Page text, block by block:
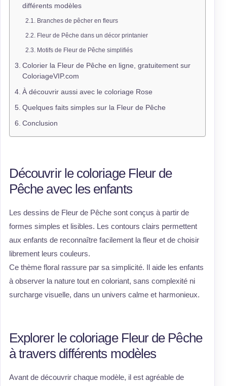
différents modèles
Branches de pêcher en fleurs
Fleur de Pêche dans un décor printanier
Motifs de Fleur de Pêche simplifiés
Colorier la Fleur de Pêche en ligne, gratuitement sur
ColoriageVIP.com
À découvrir aussi avec le coloriage Rose
Quelques faits simples sur la Fleur de Pêche
Conclusion
Découvrir le coloriage Fleur de
Pêche avec les enfants
Les dessins de Fleur de Pêche sont conçus à partir de
formes simples et lisibles. Les contours clairs permettent
aux enfants de reconnaître facilement la fleur et de choisir
librement leurs couleurs.
Ce thème floral rassure par sa simplicité. Il aide les enfants
à observer la nature tout en coloriant, sans complexité ni
surcharge visuelle, dans un univers calme et harmonieux.
Explorer le coloriage Fleur de Pêche
à travers différents modèles
Avant de découvrir chaque modèle, il est agréable de